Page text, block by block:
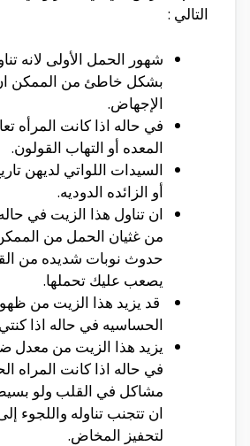
التالي :
شهور الحمل الأولى لانه
بشكل خاطئ من الممكن
الإجهاض.
في حاله اذا كانت المرأه
المعده أو التهاب القولون.
السيدات اللواتي لديهن
أو الزائده الدوديه.
ان تناول هذا الزيت في
من غثيان الحمل من
حدوث نوبات شديده من
يصعب عليك تحملها.
قد يزيد هذا الزيت من
الحساسيه في حاله اذا
يزيد هذا الزيت من معدل
في حاله اذا كانت المراه
مشاكل في القلب ولو
ان تتجنب تناوله واللجوء
لتحفيز المخاض.